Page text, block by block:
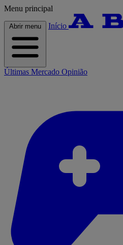
Menu principal
Abrir menu Início
Últimas Mercado Opinião